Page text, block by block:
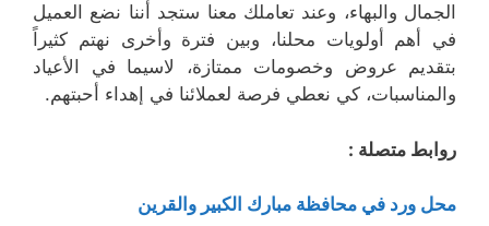
الجمال والبهاء، وعند تعاملك معنا ستجد أننا نضع العميل
في أهم أولويات محلنا، وبين فترة وأخرى نهتم كثيراً
بتقديم عروض وخصومات ممتازة، لاسيما في الأعياد
والمناسبات، كي نعطي فرصة لعملائنا في إهداء أحبتهم.
روابط متصلة :
محل ورد في محافظة مبارك الكبير والقرين